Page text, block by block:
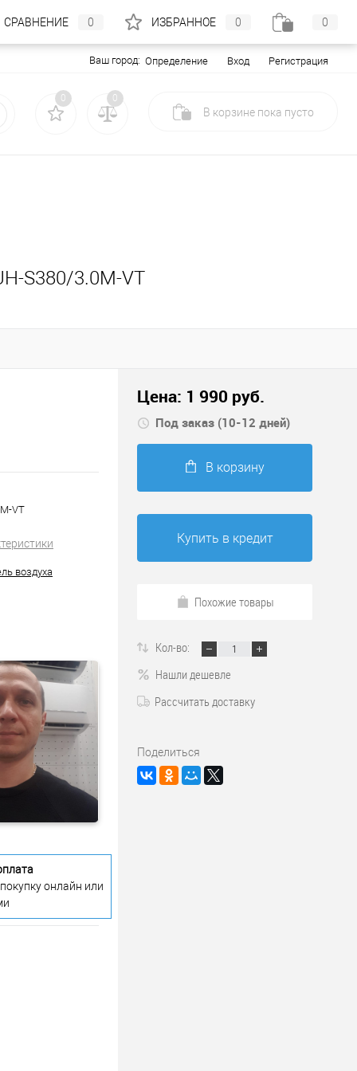
Ваш город: Определение Вход Регистрация
0 0
В корзине пока пусто
S380/3.0M-VT
VT
воздуха
онлайн или
Цена: 1 990 руб.
Под заказ (10-12 дней)
В корзину
Купить в кредит
Похожие товары
Кол-во:
Нашли дешевле
Рассчитать доставку
Поделиться
СРАВНЕНИЕ 0 ИЗБРАННОЕ 0 0